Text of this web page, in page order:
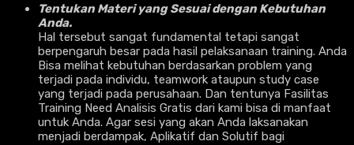
Tentukan Materi yang Sesuai dengan Kebutuhan
Anda.
Hal tersebut sangat fundamental tetapi sangat
berpengaruh besar pada hasil pelaksanaan training. Anda
Bisa melihat kebutuhan berdasarkan problem yang
terjadi pada individu, teamwork ataupun study case
yang terjadi pada perusahaan. Dan tentunya Fasilitas
Training Need Analisis Gratis dari kami bisa di manfaat
untuk Anda. Agar sesi yang akan Anda laksanakan
menjadi berdampak, Aplikatif dan Solutif bagi